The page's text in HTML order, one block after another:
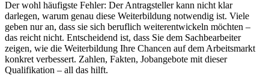
Der wohl häufigste Fehler: Der Antragsteller kann nicht klar
darlegen, warum genau diese Weiterbildung notwendig ist. Viele
geben nur an, dass sie sich beruflich weiterentwickeln möchten –
das reicht nicht. Entscheidend ist, dass Sie dem Sachbearbeiter
zeigen, wie die Weiterbildung Ihre Chancen auf dem Arbeitsmarkt
konkret verbessert. Zahlen, Fakten, Jobangebote mit dieser
Qualifikation – all das hilft.